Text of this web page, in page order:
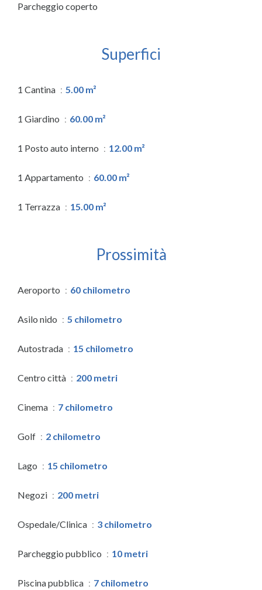
Parcheggio coperto
Superfici
1 Cantina 5.00 m²
1 Giardino 60.00 m²
1 Posto auto interno 12.00 m²
1 Appartamento 60.00 m²
1 Terrazza 15.00 m²
Prossimità
Aeroporto 60 chilometro
Asilo nido 5 chilometro
Autostrada 15 chilometro
Centro città 200 metri
Cinema 7 chilometro
Golf 2 chilometro
Lago 15 chilometro
Negozi 200 metri
Ospedale/Clinica 3 chilometro
Parcheggio pubblico 10 metri
Piscina pubblica 7 chilometro